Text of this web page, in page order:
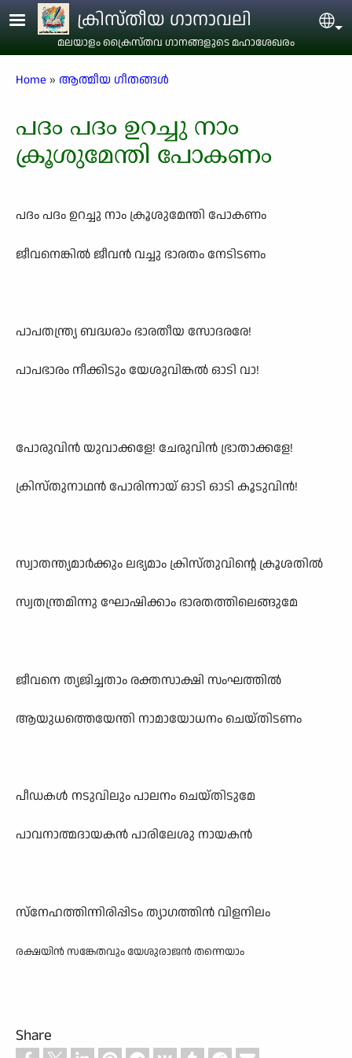
Skip to main contentക്രിസ്തീയ ഗാനാവലി
മലയാളം ക്രൈസ്തവ ഗാനങ്ങളുടെ മഹാശേഖരം
Breadcrumb
Home ആത്മീയ ഗീതങ്ങൾ
പദം പദം ഉറച്ചു നാം
ക്രൂശുമേന്തി പോകണം
പദം പദം ഉറച്ചു നാം ക്രൂശുമേന്തി പോകണം
ജീവനെങ്കിൽ ജീവൻ വച്ചു ഭാരതം നേടിടണം
പാപതന്ത്ര്യ ബദ്ധരാം ഭാരതീയ സോദരരേ!
പാപഭാരം നീക്കിടും യേശുവിങ്കൽ ഓടി വാ!
പോരുവിൻ യുവാക്കളേ! ചേരുവിൻ ഭ്രാതാക്കളേ!
ക്രിസ്തുനാഥൻ പോരിന്നായ് ഓടി ഓടി കൂടുവിൻ!
സ്വാതന്ത്യമാർക്കും ലഭ്യമാം ക്രിസ്തുവിന്റെ ക്രൂശതിൽ
സ്വതന്ത്രമിന്നു ഘോഷിക്കാം ഭാരതത്തിലെങ്ങുമേ
ജീവനെ ത്യജിച്ചതാം രക്തസാക്ഷി സംഘത്തിൽ
ആയുധത്തെയേന്തി നാമായോധനം ചെയ്തിടണം
പീഡകൾ നടുവിലും പാലനം ചെയ്തിടുമേ
പാവനാത്മദായകൻ പാരിലേശു നായകൻ
സ്നേഹത്തിന്നിരിപ്പിടം ത്യാഗത്തിൻ വിളനിലം
രക്ഷയിൻ സങ്കേതവും യേശുരാജൻ തന്നെയാം
Share